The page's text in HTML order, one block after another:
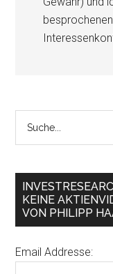
KEINE
VON PHILIPP
Email Addresse: